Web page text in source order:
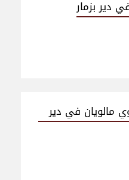
دير بزمار
مالويان في دير